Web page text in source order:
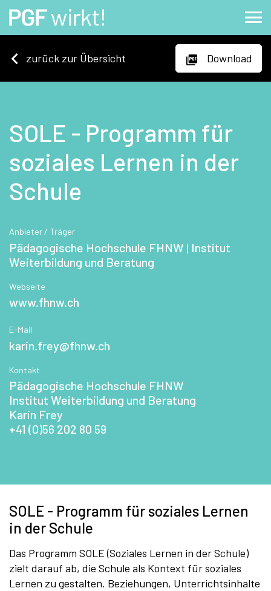
zurück zur Übersicht Download
SOLE - Programm für
soziales Lernen in der
Schule
Anbieter / Träger
Pädagogische Hochschule FHNW | Institut
Weiterbildung und Beratung
Webseite
www.fhnw.ch
E-Mail
karin.frey@fhnw.ch
Kontakt
Pädagogische Hochschule FHNW
Institut Weiterbildung und Beratung
Karin Frey
+41 (0)56 202 80 59
SOLE - Programm für soziales Lernen
in der Schule
Das Programm SOLE (Soziales Lernen in der Schule)
zielt darauf ab, die Schule als Kontext für soziales
Lernen zu gestalten. Beziehungen, Unterrichtsinhalte